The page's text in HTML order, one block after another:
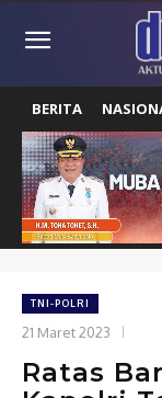
BERITA
TNI-POLRI
21 Maret 2023
Ratas